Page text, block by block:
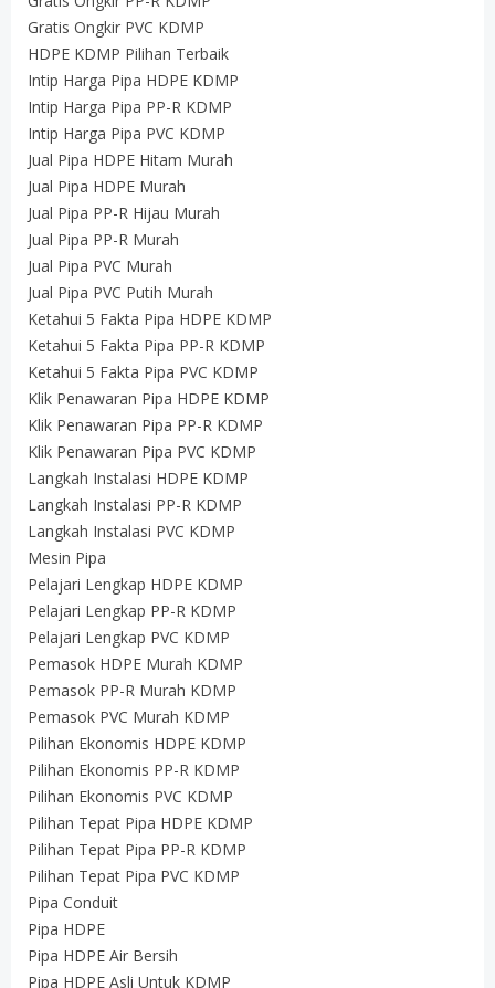
Gratis Ongkir PVC KDMP
HDPE KDMP Pilihan Terbaik
Intip Harga Pipa HDPE KDMP
Intip Harga Pipa PP-R KDMP
Intip Harga Pipa PVC KDMP
Jual Pipa HDPE Hitam Murah
Jual Pipa HDPE Murah
Jual Pipa PP-R Hijau Murah
Jual Pipa PP-R Murah
Jual Pipa PVC Murah
Jual Pipa PVC Putih Murah
Ketahui 5 Fakta Pipa HDPE KDMP
Ketahui 5 Fakta Pipa PP-R KDMP
Ketahui 5 Fakta Pipa PVC KDMP
Klik Penawaran Pipa HDPE KDMP
Klik Penawaran Pipa PP-R KDMP
Klik Penawaran Pipa PVC KDMP
Langkah Instalasi HDPE KDMP
Langkah Instalasi PP-R KDMP
Langkah Instalasi PVC KDMP
Mesin Pipa
Pelajari Lengkap HDPE KDMP
Pelajari Lengkap PP-R KDMP
Pelajari Lengkap PVC KDMP
Pemasok HDPE Murah KDMP
Pemasok PP-R Murah KDMP
Pemasok PVC Murah KDMP
Pilihan Ekonomis HDPE KDMP
Pilihan Ekonomis PP-R KDMP
Pilihan Ekonomis PVC KDMP
Pilihan Tepat Pipa HDPE KDMP
Pilihan Tepat Pipa PP-R KDMP
Pilihan Tepat Pipa PVC KDMP
Pipa Conduit
Pipa HDPE
Pipa HDPE Air Bersih
Pipa HDPE Asli Untuk KDMP